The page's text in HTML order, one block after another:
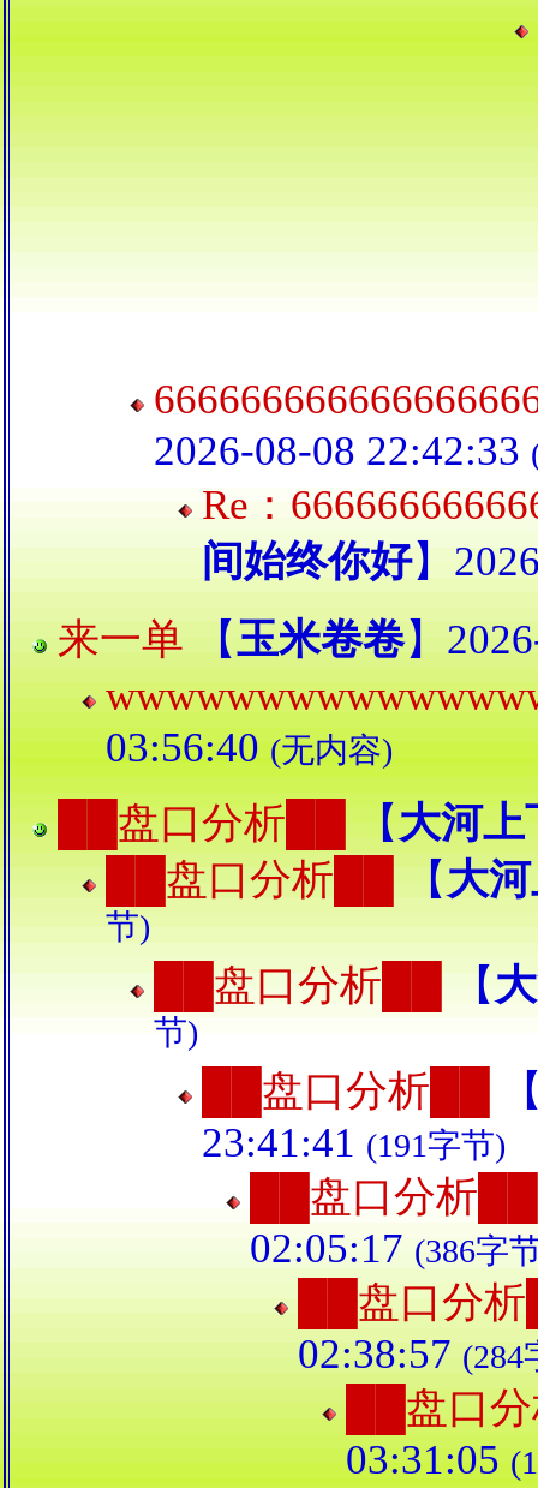
2026-08-08 22:42:33
Re：
间始终你好】
来一单 【玉米卷卷】
03:56:40 (无内容)
██盘口分析██ 【 大河上
██盘口分析██
【 大
节)
██盘口分析██
【
节)
██盘口分析██
23:41:41 (191字节)
██盘口分析██
02:05:17 (386字
██盘口分
02:38:57 (284
██盘口
03:31:05